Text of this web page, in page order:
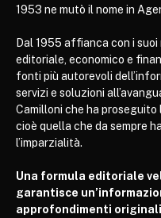
1953 ne mutò il nome in
Dal 1955 affianca con i
editoriale, economico e
fonti più autorevoli
servizi e soluzioni
Camilloni che ha
cioè quella che da sempre
l’imparzialità.
Una formula editoriale
garantisce
approfondimenti